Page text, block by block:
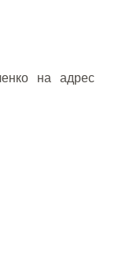
на адрес